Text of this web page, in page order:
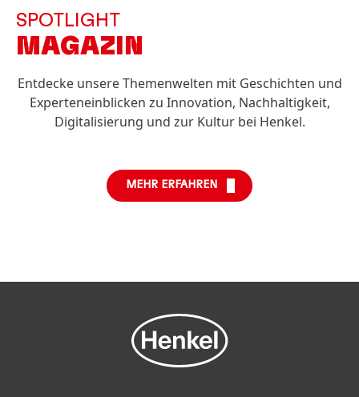
SPOTLIGHT
MAGAZIN
Entdecke unsere Themenwelten mit Geschichten und
Experteneinblicken zu Innovation, Nachhaltigkeit,
Digitalisierung und zur Kultur bei Henkel.
MEHR ERFAHREN